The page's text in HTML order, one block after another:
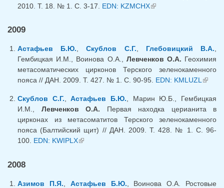
2010. Т. 18. № 1. С. 3-17. EDN: KZMCHX(link is external)
2009
Астафьев Б.Ю.,Скублов С.Г., Глебовицкий В.А.,
Гембицкая И.М., Воинова О.А., Левченков О.А. Геохимия
метасоматических цирконов Терского зеленокаменного
пояса // ДАН. 2009. Т. 427. № 1. С. 90-95. EDN: KMLUZL(link
Скублов С.Г.,Астафьев Б.Ю., Марин Ю.Б., Гембицкая
И.М., Левченков О.А. Первая находка церианита в
цирконах из метасоматитов Терского зеленокаменного
пояса (Балтийский щит) // ДАН. 2009. Т. 428. № 1. С. 96-
100. EDN: KWIPLX(link is external)
2008
Азимов П.Я. Астафьев Б.Ю. , Воинова О.А. Ростовые